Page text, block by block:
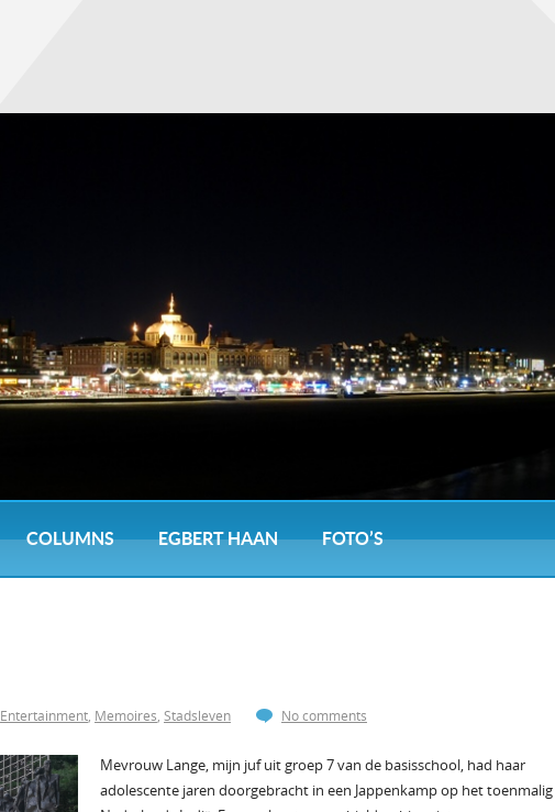
COLUMNS EGBERT HAAN FOTO’S
Entertainment, Memoires, Stadsleven No comments
Mevrouw Lange, mijn juf uit groep 7 van de basisschool, had haar
adolescente jaren doorgebracht in een Jappenkamp op het toenmalig